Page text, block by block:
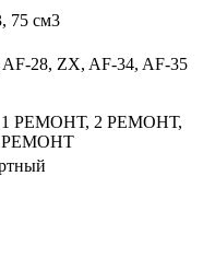
75 см3
28, ZX, AF-34, AF-35
1 РЕМОНТ, 2 РЕМОНТ,
РЕМОНТ